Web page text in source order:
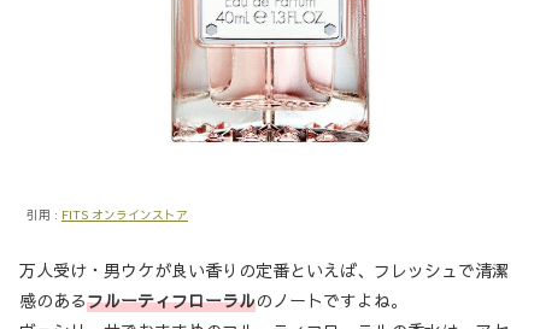
引用 : FITS オンラインストア
万人受け・男ウケが良い香りの定番といえば、フレッシュで清潔
感のあるフルーティフローラルのノートですよね。